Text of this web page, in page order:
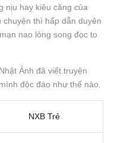
nịu hay kiêu căng của
thì hấp dẫn duyên
nao lòng song đọc to
Ánh đã viết truyện
độc đáo như thế nào.
NXB Trẻ